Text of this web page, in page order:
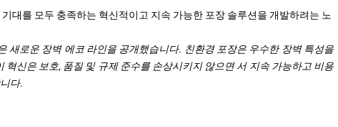
대를 모두 충족하는 혁신적이고 지속 가능한 포장 솔루션을 개발하려는 노
새로운 장벽 에코 라인을 공개했습니다. 친환경 포장은 우수한 장벽 특성을
혁신은 보호, 품질 및 규제 준수를 손상시키지 않으면 서 지속 가능하고 비용
다.